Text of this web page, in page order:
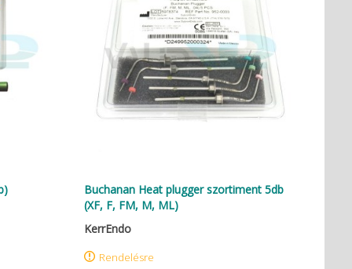
Buchanan Heat plugger szortiment 5db
(XF, F, FM, M, ML)
KerrEndo
Rendelésre